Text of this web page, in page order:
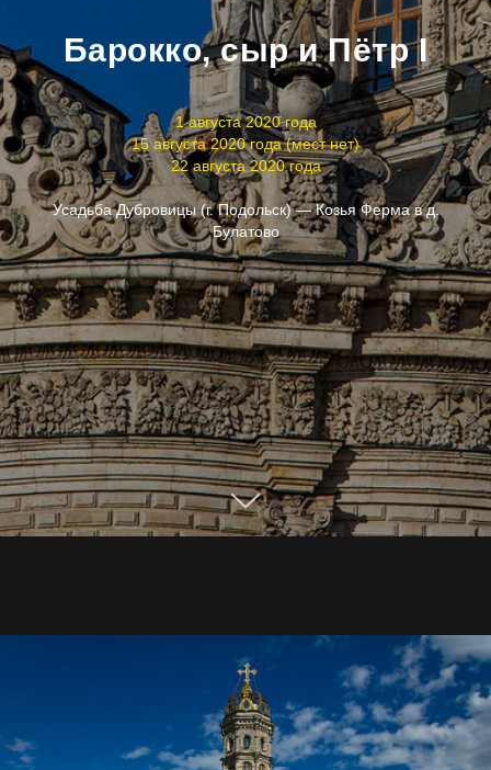
Барокко, сыр и Пётр I
1 августа 2020 года
15 августа 2020 года (мест нет)
22 августа 2020 года
Усадьба Дубровицы (г. Подольск) — Козья Ферма в д.
Булатово